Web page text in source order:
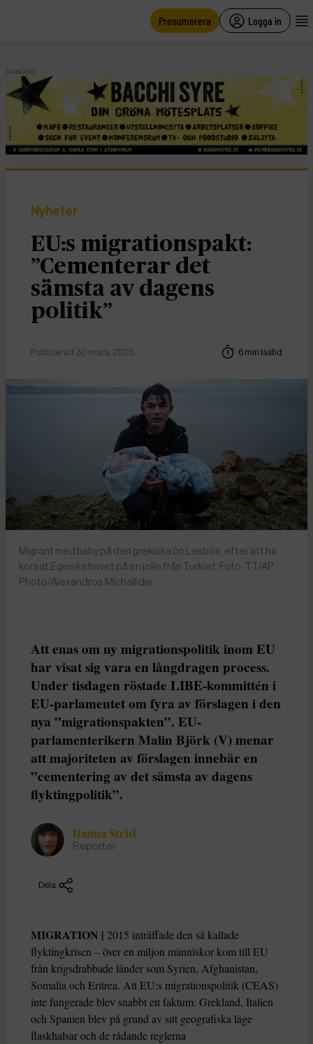
Prenumerera Logga in
ANNONS
Nyheter
EU:s migrationspakt:
”Cementerar det
sämsta av dagens
politik”
Publicerad 30 mars, 2023 6 min lästid
Migrant med baby på den grekiska ön Lesbos, efter att ha
korsat Egeiska havet på en jolle från Turkiet. Foto: TT/AP
Photo/Alexandros Michailidis
Att enas om ny migrationspolitik inom EU
har visat sig vara en långdragen process.
Under tisdagen röstade LIBE-kommittén i
EU-parlamentet om fyra av förslagen i den
nya ”migrationspakten”. EU-
parlamenterikern Malin Björk (V) menar
att majoriteten av förslagen innebär en
”cementering av det sämsta av dagens
flyktingpolitik”.
Hanna Strid
Reporter
Dela
MIGRATION | 2015 inträffade den så kallade
flyktingkrisen – över en miljon människor kom till EU
från krigsdrabbade länder som Syrien, Afghanistan,
Somalia och Eritrea. Att EU:s migrationspolitik (CEAS)
inte fungerade blev snabbt ett faktum: Grekland, Italien
och Spanien blev på grund av sitt geografiska läge
flaskhalsar och de rådande reglerna